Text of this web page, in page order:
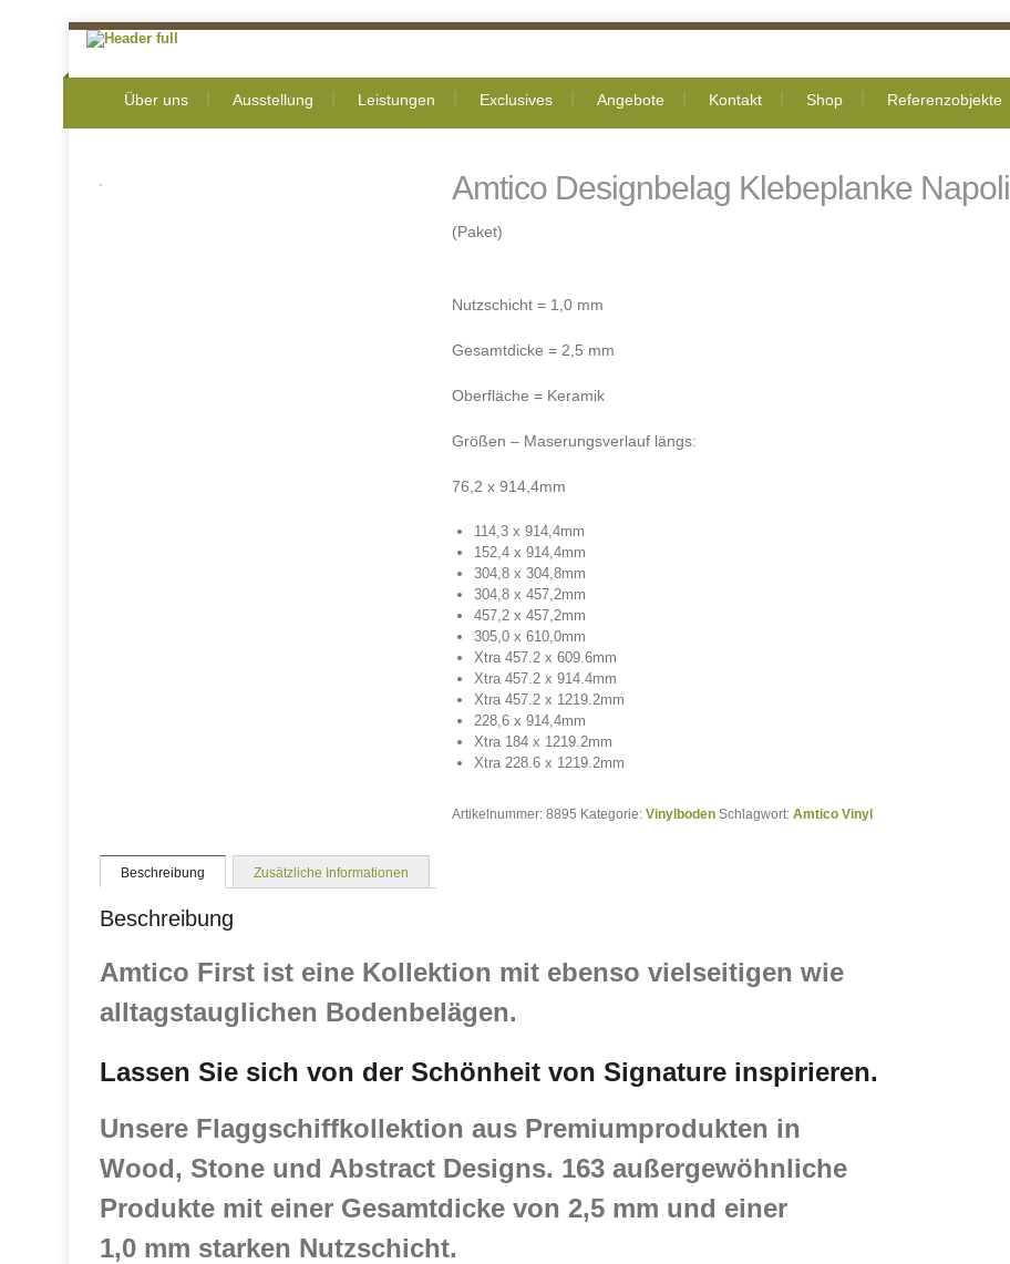
Über uns Ausstellung Leistungen Exclusives Angebote Kontakt Shop Referenzobjekte
Amtico Designbelag Klebeplanke Napoli
(Paket)
Nutzschicht = 1,0 mm
Gesamtdicke = 2,5 mm
Oberfläche = Keramik
Größen – Maserungsverlauf längs:
76,2 x 914,4mm
114,3 x 914,4mm
152,4 x 914,4mm
304,8 x 304,8mm
304,8 x 457,2mm
457,2 x 457,2mm
305,0 x 610,0mm
Xtra 457.2 x 609.6mm
Xtra 457.2 x 914.4mm
Xtra 457.2 x 1219.2mm
228,6 x 914,4mm
Xtra 184 x 1219.2mm
Xtra 228.6 x 1219.2mm
Artikelnummer:8895 Kategorie:Vinylboden Schlagwort:Amtico Vinyl
Beschreibung Zusätzliche Informationen
Beschreibung
Amtico First ist eine Kollektion mit ebenso vielseitigen wie
alltagstauglichen Bodenbelägen.
Lassen Sie sich von der Schönheit von Signature inspirieren.
Unsere Flaggschiffkollektion aus Premiumprodukten in
Wood, Stone und Abstract Designs. 163 außergewöhnliche
Produkte mit einer Gesamtdicke von 2,5 mm und einer
1,0 mm starken Nutzschicht.